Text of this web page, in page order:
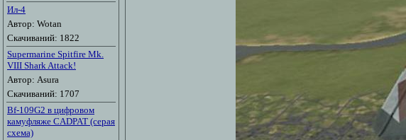
Ил-4
Автор: Wotan
Скачиваний: 1822
Supermarine Spitfire Mk.
VIII Shark Attack!
Автор: Asura
Скачиваний: 1707
Bf-109G2 в цифровом
камуфляже CADPAT (серая
схема)